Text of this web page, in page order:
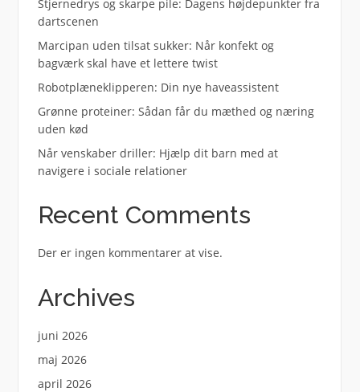
Stjernedrys og skarpe pile: Dagens højdepunkter fra
dartscenen
Marcipan uden tilsat sukker: Når konfekt og
bagværk skal have et lettere twist
Robotplæneklipperen: Din nye haveassistent
Grønne proteiner: Sådan får du mæthed og næring
uden kød
Når venskaber driller: Hjælp dit barn med at
navigere i sociale relationer
Recent Comments
Der er ingen kommentarer at vise.
Archives
juni 2026
maj 2026
april 2026